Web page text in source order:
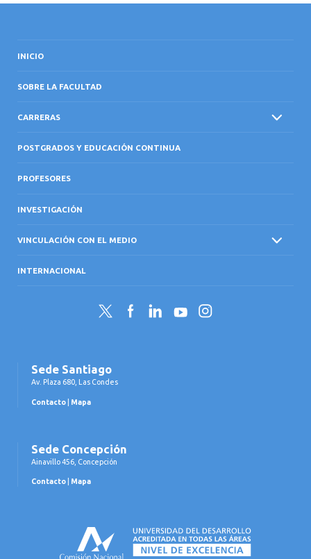
INICIO
SOBRE LA FACULTAD
CARRERAS
POSTGRADOS Y EDUCACIÓN CONTINUA
PROFESORES
INVESTIGACIÓN
VINCULACIÓN CON EL MEDIO
INTERNACIONAL
Twitter FacebookLinkedInYouTubeInstagram
Sede Santiago
Av. Plaza 680, Las Condes
Contacto Mapa
Sede Concepción
Ainavillo 456, Concepción
Contacto Mapa